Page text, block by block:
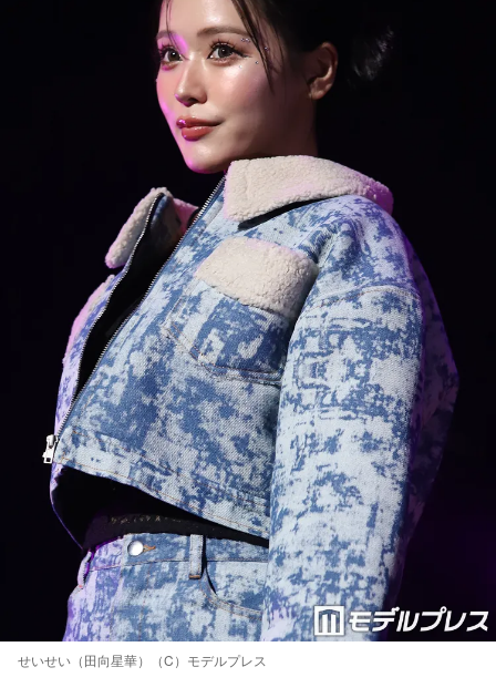
せいせい（田向星華）（C）モデルプレス